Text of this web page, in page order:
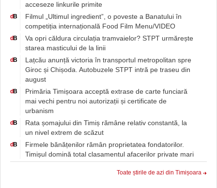
acceseze linkurile primite
d B
Filmul „Ultimul ingredient”, o poveste a Banatului în
competiția internațională Food Film Menu/VIDEO
d B
Va opri căldura circulația tramvaielor? STPT urmărește
starea masticului de la linii
d B
Lațcău anunță victoria în transportul metropolitan spre
Giroc și Chișoda. Autobuzele STPT intră pe traseu din
august
d B
Primăria Timișoara acceptă extrase de carte funciară
mai vechi pentru noi autorizații și certificate de
urbanism
d B
Rata șomajului din Timiș rămâne relativ constantă, la
un nivel extrem de scăzut
d B
Firmele bănățenilor rămân proprietatea fondatorilor.
Timișul domină total clasamentul afacerilor private mari
Toate știrile de azi din Timișoara